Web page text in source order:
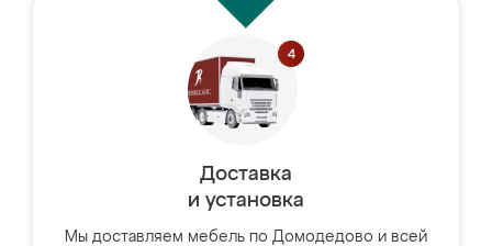
Доставка
и установка
Мы доставляем мебель по Домодедово и всей